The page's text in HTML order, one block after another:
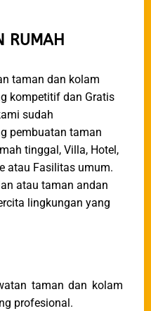
RUMAH
taman dan kolam
kompetitif dan Gratis
sudah
pembuatan taman
tinggal, Villa, Hotel,
atau Fasilitas umum.
atau taman andan
lingkungan yang
taman dan kolam
profesional.